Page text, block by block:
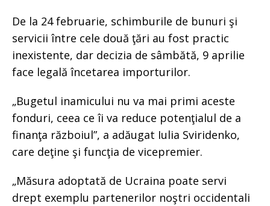
De la 24 februarie, schimburile de bunuri şi
servicii între cele două ţări au fost practic
inexistente, dar decizia de sâmbătă, 9 aprilie
face legală încetarea importurilor.
„Bugetul inamicului nu va mai primi aceste
fonduri, ceea ce îi va reduce potenţialul de a
finanţa războiul”, a adăugat Iulia Sviridenko,
care deţine şi funcţia de vicepremier.
„Măsura adoptată de Ucraina poate servi
drept exemplu partenerilor noştri occidentali